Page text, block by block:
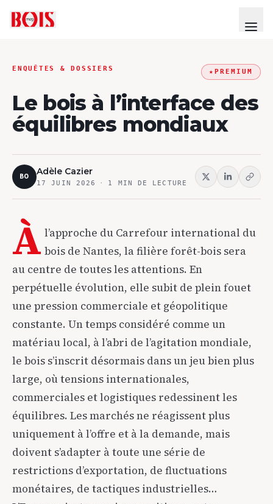
ENQUÊTES & DOSSIERS ★PREMIUM
Le bois à l’interface des
équilibres mondiaux
BO Adèle Cazier
17 JUIN 2026 · 1 MIN DE LECTURE
À l’approche du Carrefour international du
bois de Nantes, la filière forêt-bois sera
au centre de toutes les attentions. En
perpétuelle évolution, elle subit de plein fouet
une pression commerciale et géopolitique
constante. Un temps considéré comme un
matériau local, à l’abri de l’agitation mondiale,
le bois s’inscrit désormais dans un jeu bien plus
large, où tensions internationales,
commerciales et logistiques redessinent les
équilibres. Les marchés ne réagissent plus
uniquement à l’offre et à la demande, mais
doivent s’adapter à toute une série de
restrictions d’exportation, de fluctuations
monétaires, de tactiques industrielles…